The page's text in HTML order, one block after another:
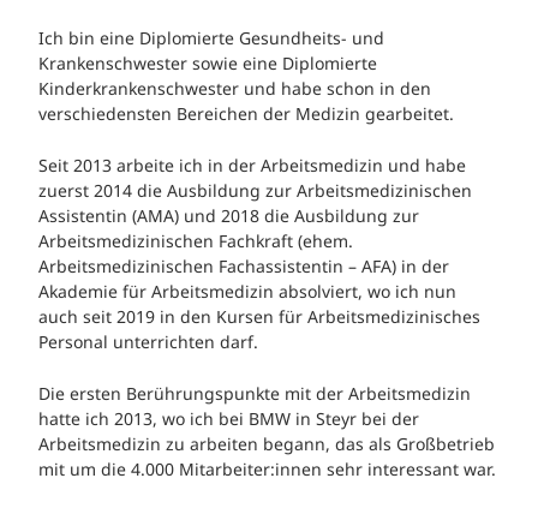
Ich bin eine Diplomierte Gesundheits- und
Krankenschwester sowie eine Diplomierte
Kinderkrankenschwester und habe schon in den
verschiedensten Bereichen der Medizin gearbeitet.
Seit 2013 arbeite ich in der Arbeitsmedizin und habe
zuerst 2014 die Ausbildung zur Arbeitsmedizinischen
Assistentin (AMA) und 2018 die Ausbildung zur
Arbeitsmedizinischen Fachkraft (ehem.
Arbeitsmedizinischen Fachassistentin – AFA) in der
Akademie für Arbeitsmedizin absolviert, wo ich nun
auch seit 2019 in den Kursen für Arbeitsmedizinisches
Personal unterrichten darf.
Die ersten Berührungspunkte mit der Arbeitsmedizin
hatte ich 2013, wo ich bei BMW in Steyr bei der
Arbeitsmedizin zu arbeiten begann, das als Großbetrieb
mit um die 4.000 Mitarbeiter:innen sehr interessant war.